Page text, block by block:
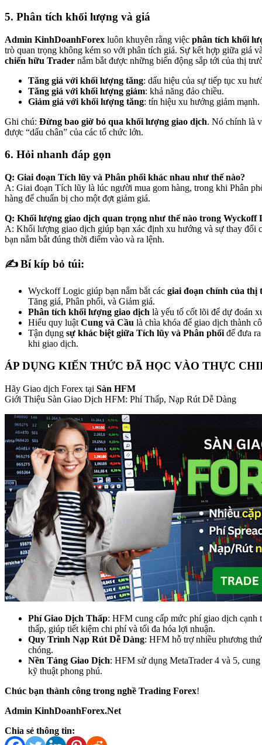
5. Phân tích khối lượng và giá
Admin KinhDoanhForex luôn khuyên rằng việc phân tích khối
trò quan trọng không kém so với phân tích giá. Sự kết hợp giữa giá
chiến hữu Trader nắm bắt được những biến động sắp tới của thị
Tăng giá với khối lượng tăng: dấu hiệu của sự tiếp tục xu
Tăng giá với khối lượng giảm: khả năng đảo chiều.
Giảm giá với khối lượng tăng: tín hiệu xu hướng giảm mạnh.
Ghi chú: Đừng bao giờ bỏ qua khối lượng giao dịch. Nó chính là
được “dấu chân” của các tổ chức lớn.
6. Hỏi nhanh đáp gọn
Q: Giai đoạn Tích lũy và Phân phối khác nhau như thế nào?
A: Giai đoạn Tích lũy là lúc người mua gom hàng, trong khi Phân
hàng để chuẩn bị cho một đợt giảm giá.
Q: Khối lượng giao dịch quan trọng như thế nào trong Wyckoff
A: Khối lượng giao dịch giúp bạn xác định xu hướng và sự thay đổi
bạn nắm bắt đúng thời điểm vào và ra lệnh.
✍️ Bí kíp bỏ túi:
Wyckoff Logic giúp bạn nắm bắt các giai đoạn chính của thị
Tăng giá, Phân phối, và Giảm giá.
Phân tích khối lượng giao dịch là yếu tố cốt lõi để dự đoán
Hiểu quy luật Cung và Cầu là chìa khóa để giao dịch thành
Tận dụng sự khác biệt giữa Tích lũy và Phân phối để đưa
khi giao dịch.
ÁP DỤNG KIẾN THỨC ĐÃ HỌC VÀO THỰC
Hãy Giao dịch Forex tại Sàn HFM
Giới Thiệu Sàn Giao Dịch HFM: Phí Thấp, Nạp Rút Dễ Dàng
Phí Giao Dịch Thấp: HFM cung cấp mức phí giao dịch cạnh
thấp, giúp tiết kiệm chi phí và tối đa hóa lợi nhuận.
Quy Trình Nạp Rút Dễ Dàng: HFM hỗ trợ nhiều phương
chóng.
Nền Tảng Giao Dịch: HFM sử dụng MetaTrader 4 và 5,
kỹ thuật phong phú.
Chúc bạn thành công trong nghề Trading Forex!
Admin KinhDoanhForex.Net
Chia sẻ thông tin: